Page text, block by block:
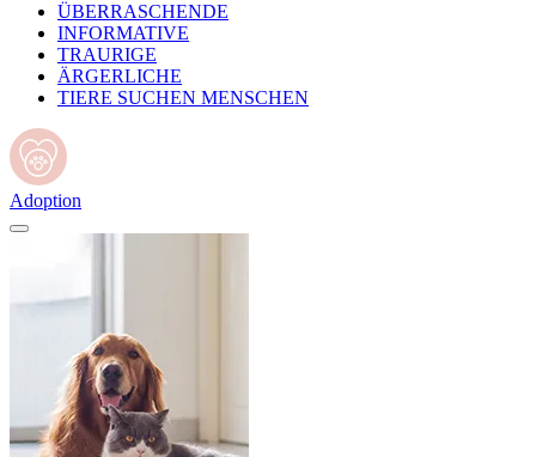
ÜBERRASCHENDE
INFORMATIVE
TRAURIGE
ÄRGERLICHE
TIERE SUCHEN MENSCHEN
Adoption